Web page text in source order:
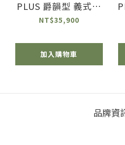
PLUS 爵韻型 義式全
自動咖啡機 尊爵不
NT$35,900
加入購物車
品牌資